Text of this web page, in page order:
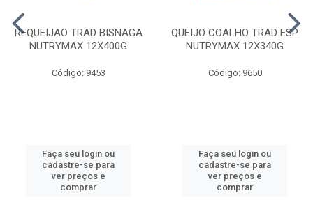
REQUEIJAO TRAD BISNAGA
NUTRYMAX 12X400G
Código: 9453
Faça seu login ou
cadastre-se para
ver preços e
comprar
QUEIJO COALHO TRAD ESP
NUTRYMAX 12X340G
Código: 9650
Faça seu login ou
cadastre-se para
ver preços e
comprar